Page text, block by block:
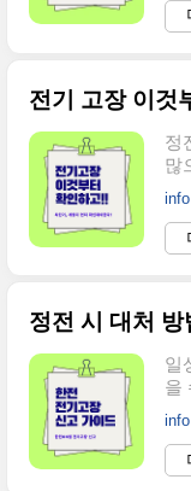
눈
위
에
동
환
내
전기 고장 이것
정
많
면
시
서
브
확
정
가
정전 시 대처
일
을
우,
신